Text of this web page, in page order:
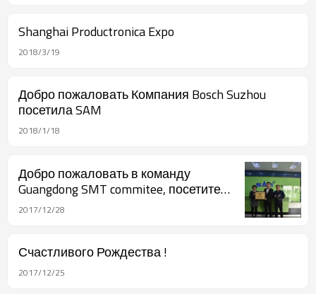
Shanghai Productronica Expo
2018/3/19
Добро пожаловать Компания Bosch Suzhou
посетила SAM
2018/1/18
Добро пожаловать в команду
Guangdong SMT commitee, посетите
SAM Factory
2017/12/28
Счастливого Рождества !
2017/12/25